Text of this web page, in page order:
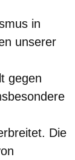
in
unserer
gegen
Die